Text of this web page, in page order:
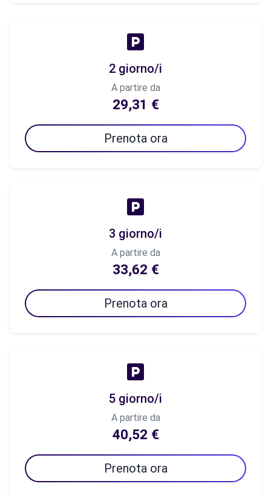
2 giorno/i
A partire da
29,31 €
Prenota ora
3 giorno/i
A partire da
33,62 €
Prenota ora
5 giorno/i
A partire da
40,52 €
Prenota ora